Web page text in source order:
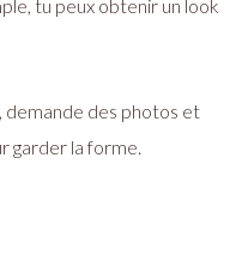
tu peux obtenir un look
demande des photos et
garder la forme.